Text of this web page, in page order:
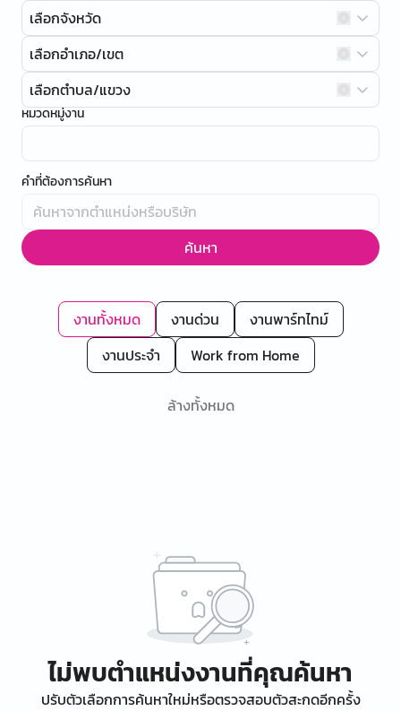
เลือกจังหวัด
เลือกอำเภอ/เขต
เลือกตำบล/แขวง
หมวดหมู่งาน
คำที่ต้องการค้นหา
ค้นหา
งานทั้งหมด งานด่วน
งานพาร์ทไทม์
งานประจำ
Work from Home
ล้างทั้งหมด
ไม่พบตำแหน่งงานที่คุณค้นหา
ปรับตัวเลือกการค้นหาใหม่หรือตรวจสอบตัวสะกดอีกครั้ง